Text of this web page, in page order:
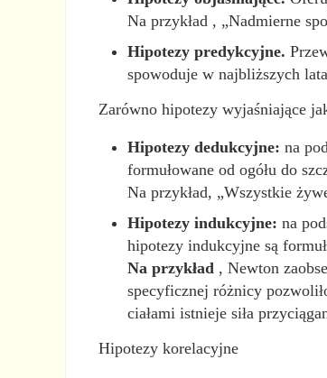
Na przykład , „Nadmierne
Hipotezy predykcyjne.
spowoduje w najbliższych
Zarówno hipotezy wyjaśniające
Hipotezy dedukcyjne: na
formułowane od ogółu do
Na przykład, „Wszystkie
Hipotezy indukcyjne: na
hipotezy indukcyjne są
Na przykład, Newton
specyficznej różnicy
ciałami istnieje siła
Hipotezy korelacyjne